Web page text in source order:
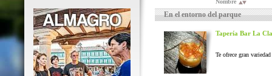
Nombre
En el entorno del parque
Tapería Bar La
Te ofrece gran